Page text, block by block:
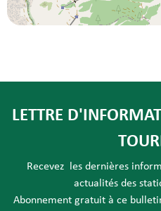
LETTRE
Recevez les dernières
actualités des
Abonnement gratuit à ce